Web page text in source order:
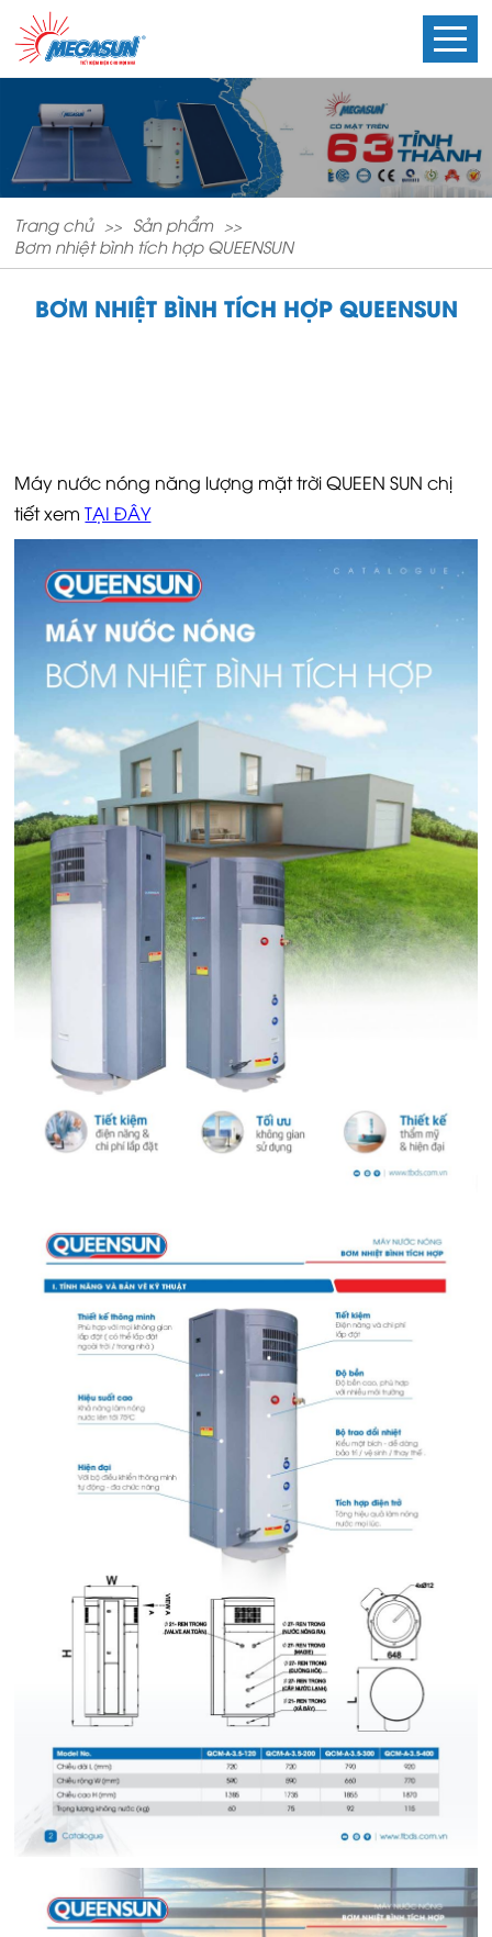
Trang chủ
Sản phẩm
Bơm nhiệt bình tích hợp QUEENSUN
BƠM NHIỆT BÌNH TÍCH HỢP QUEENSUN
Máy nước nóng năng lượng mặt trời QUEEN SUN chị
tiết xemTẠI ĐÂY